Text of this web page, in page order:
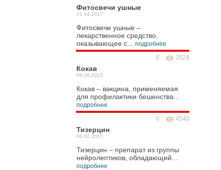
Фитосвечи ушные
13.04.2017
Фитосвечи ушные –
лекарственное средство,
оказывающее с... подробнее
3529
0
Кокав
09.06.2015
Кокав – вакцина, применяемая
для профилактики бешенства...
подробнее
4540
0
Тизерцин
06.02.2017
Тизерцин – препарат из группы
нейролептиков, обладающий...
подробнее